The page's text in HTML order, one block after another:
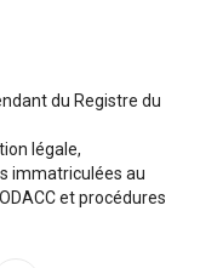
du Registre du
légale,
immatriculées au
et procédures